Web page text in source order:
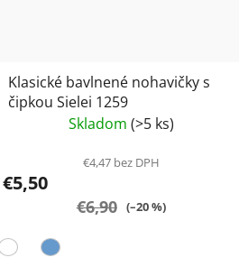
Klasické bavlnené nohavičky s
čipkou Sielei 1259
Skladom (>5 ks)
€4,47 bez DPH
€5,50
€6,90 (–20 %)